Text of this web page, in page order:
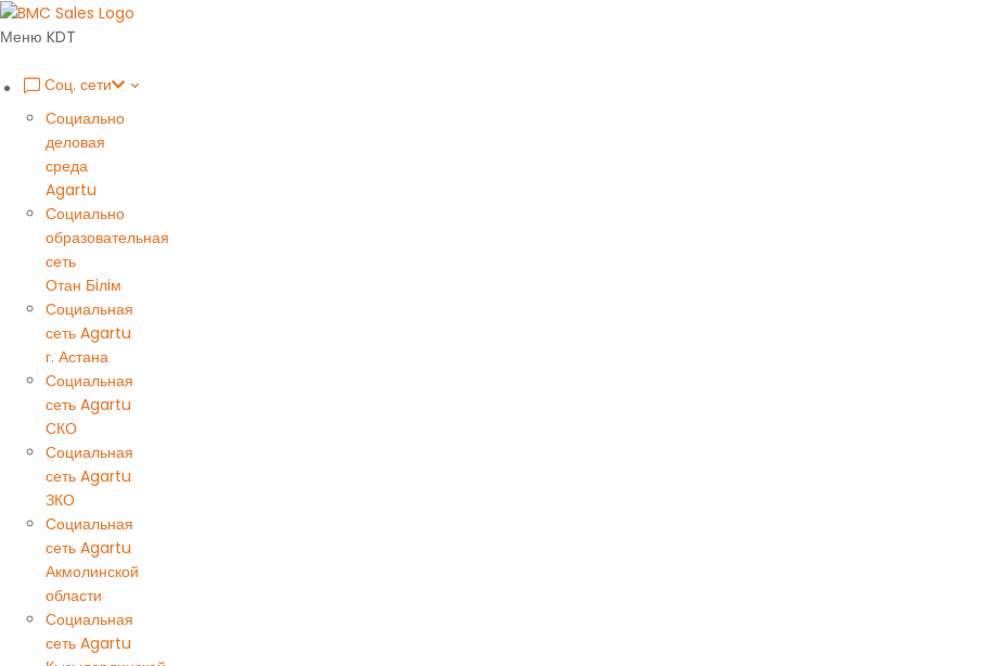
Меню KDT
Соц. сети
Социально
деловая
среда
Agartu
Социально
образовательная
сеть
Отан Бiлiм
Социальная
сеть Agartu
г. Астана
Социальная
сеть Agartu
СКО
Социальная
сеть Agartu
ЗКО
Социальная
сеть Agartu
Акмолинской
области
Социальная
сеть Agartu